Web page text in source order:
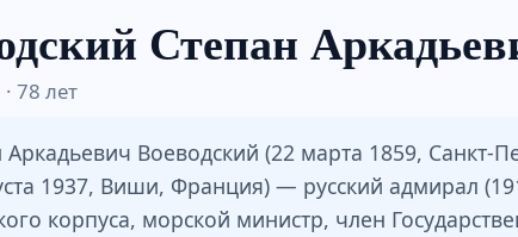
Степан
78 лет
Аркадьевич Воеводский (22 марта 1859, Санкт-
1937, Виши, Франция) — русский адмирал
корпуса, морской министр, член